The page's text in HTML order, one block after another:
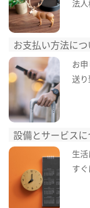
法
お支払い方法につ
お
送り
設備とサービスに
生
す